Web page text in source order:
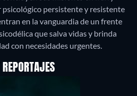
persistente y resistente
en la vanguardia de un frente
que salva vidas y brinda
con necesidades urgentes.